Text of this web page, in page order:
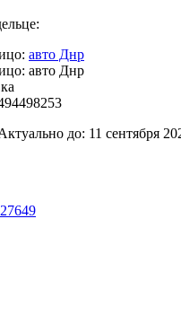
авто Днр
авто Днр
до: 11 сентября